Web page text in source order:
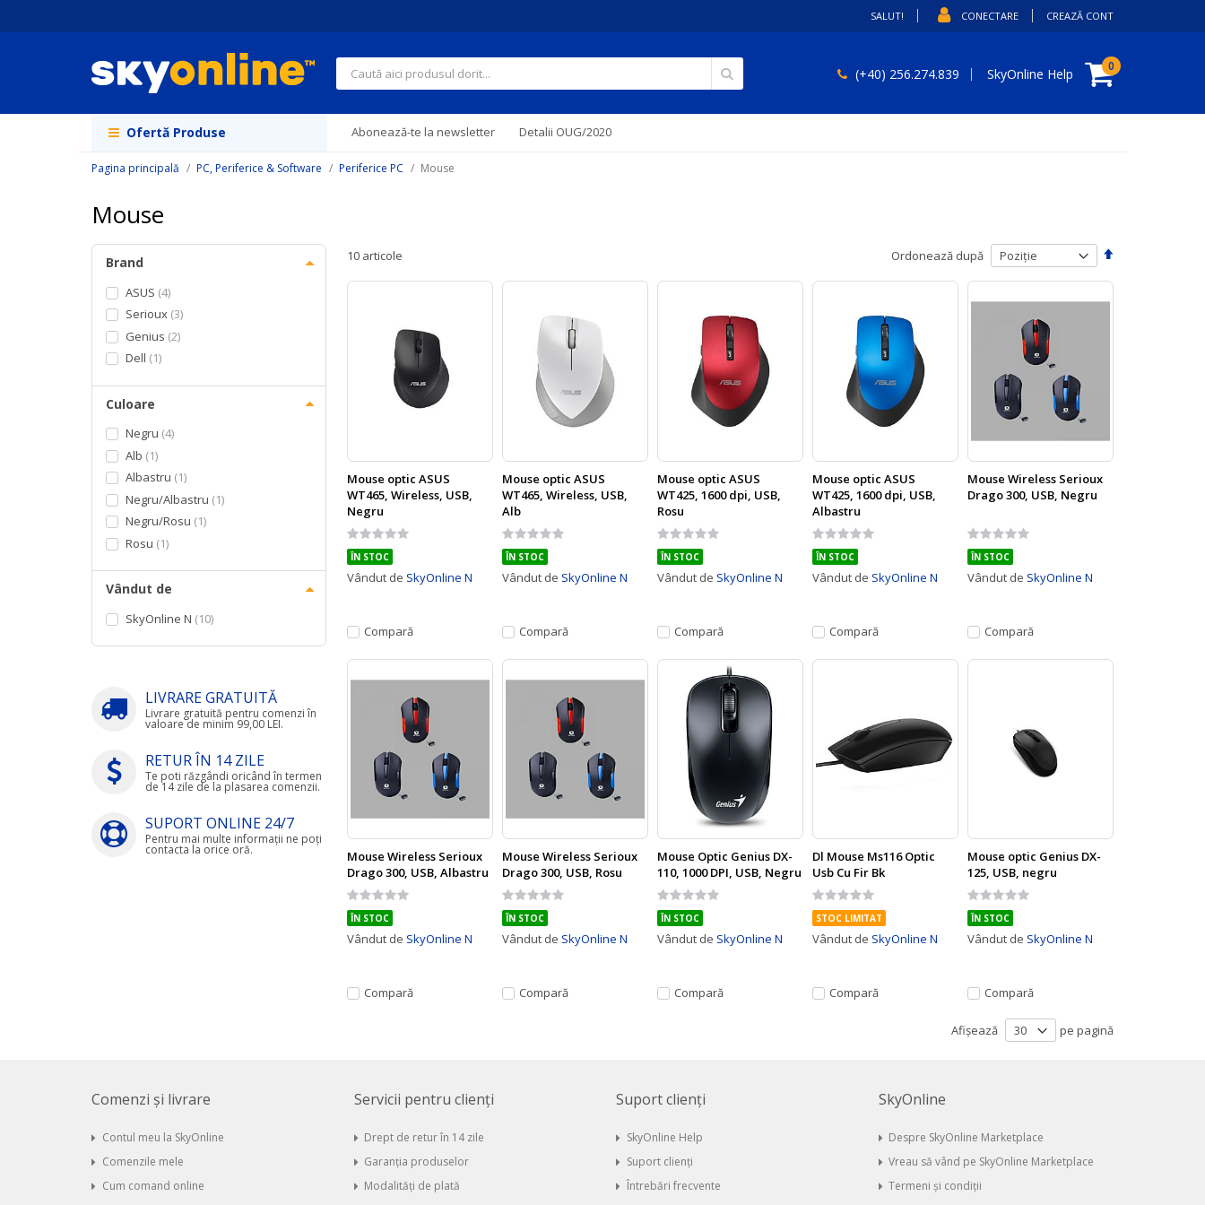
la
SALUT! CONECTARE CREAZĂ CONT
Coșul meu
0 articole
Căutare
(+40) 256.274.839 SkyOnline Help
Ofertă Produse Abonează-te la newsletter Detalii OUG/2020
Pagina principală PC, Periferice & Software Periferice PC Mouse
Mouse
10 articole Ordonează după
Setați
Mouse optic ASUS
WT465, Wireless, USB,
Negru
Rating:
0%
ÎN STOC
Vândut de SkyOnline N
Compară
Mouse optic ASUS
WT465, Wireless, USB,
Alb
Rating:
0%
ÎN STOC
Vândut de SkyOnline N
Compară
Mouse optic ASUS
WT425, 1600 dpi, USB,
Rosu
Rating:
0%
ÎN STOC
Vândut de SkyOnline N
Compară
Mouse optic ASUS
WT425, 1600 dpi, USB,
Albastru
Rating:
0%
ÎN STOC
Vândut de SkyOnline N
Compară
Mouse Wireless Serioux
Drago 300, USB, Negru
Rating:
0%
ÎN STOC
Vândut de SkyOnline N
Compară
Mouse Wireless Serioux
Drago 300, USB, Albastru
Rating:
0%
ÎN STOC
Vândut de SkyOnline N
Compară
Mouse Wireless Serioux
Drago 300, USB, Rosu
Rating:
0%
ÎN STOC
Vândut de SkyOnline N
Compară
Mouse Optic Genius DX-
110, 1000 DPI, USB, Negru
Rating:
0%
ÎN STOC
Vândut de SkyOnline N
Compară
Dl Mouse Ms116 Optic
Usb Cu Fir Bk
Rating:
0%
STOC LIMITAT
Vândut de SkyOnline N
Compară
Mouse optic Genius DX-
125, USB, negru
Rating:
0%
ÎN STOC
Vândut de SkyOnline N
Compară
Afișează pe pagină
Brand
ASUS 4
Serioux 3
Genius 2
Dell 1
Culoare
Negru 4
Alb 1
Albastru 1
Negru/Albastru 1
Negru/Rosu 1
Rosu 1
Vândut de
SkyOnline N 10
LIVRARE GRATUITĂ
Livrare gratuită pentru comenzi în
valoare de minim 99,00 LEI.
RETUR ÎN 14 ZILE
Te poti răzgândi oricând în termen
de 14 zile de la plasarea comenzii.
SUPORT ONLINE 24/7
Pentru mai multe informații ne poți
contacta la orice oră.
Comenzi și livrare
Contul meu la SkyOnline
Comenzile mele
Cum comand online
Servicii pentru clienți
Drept de retur în 14 zile
Garanția produselor
Modalități de plată
Suport clienți
SkyOnline Help
Suport clienți
Întrebări frecvente
SkyOnline
Despre SkyOnline Marketplace
Vreau să vând pe SkyOnline Marketplace
Termeni și condiții